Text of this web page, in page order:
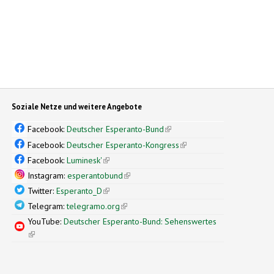
Soziale Netze und weitere Angebote
Facebook:Deutscher Esperanto-Bund(link is external)
Facebook:Deutscher Esperanto-Kongress(link is external)
Facebook:Luminesk'(link is external)
Instagram:esperantobund(link is external)
Twitter:Esperanto_D(link is external)
Telegram:telegramo.org(link is external)
YouTube:Deutscher Esperanto-Bund: Sehenswertes
(link is external)